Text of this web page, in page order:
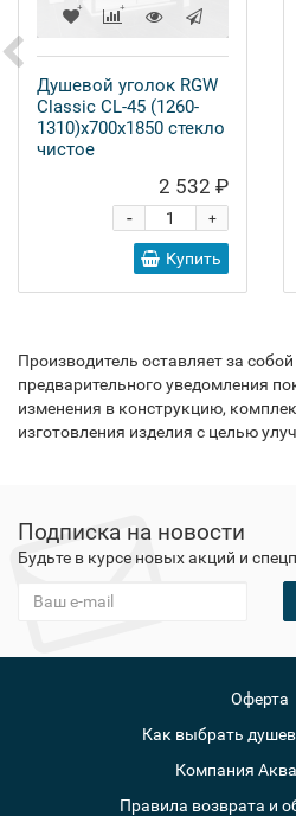
Душевой уголок RGW
Classic CL-45 (1260-
1310)x700x1850 стекло
чистое
2 532 ₽
+
-
Купить
Производитель оставляет за
предварительного уведомления
изменения в конструкцию,
изготовления изделия с целью
Подписка на новости
Будьте в курсе новых акций и
Оферта
Как выбрать
Компания
Правила возврата и